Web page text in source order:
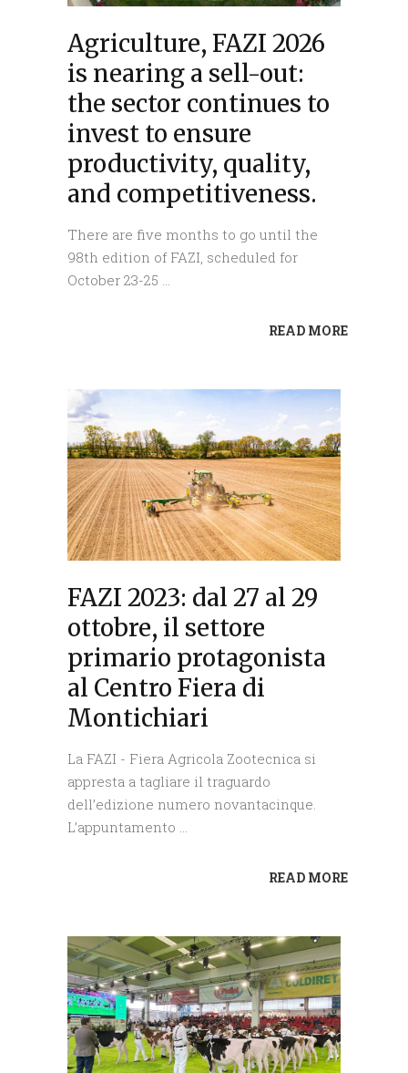
Agriculture, FAZI 2026
is nearing a sell-out:
the sector continues to
invest to ensure
productivity, quality,
and competitiveness.
There are five months to go until the
98th edition of FAZI, scheduled for
October 23-25
READ MORE
FAZI 2023: dal 27 al 29
ottobre, il settore
primario protagonista
al Centro Fiera di
Montichiari
La FAZI - Fiera Agricola Zootecnica si
appresta a tagliare il traguardo
dell’edizione numero novantacinque.
L’appuntamento
READ MORE